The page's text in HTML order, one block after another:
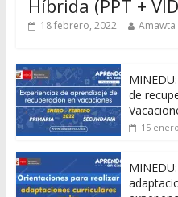
Híbrida (PPT +
18 febrero, 2022 Amawta
de
15